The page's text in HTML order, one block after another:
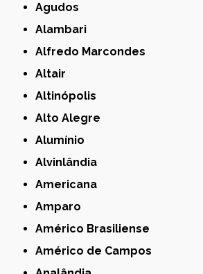
Agudos
Alambari
Alfredo Marcondes
Altair
Altinópolis
Alto Alegre
Alumínio
Alvinlândia
Americana
Amparo
Américo Brasiliense
Américo de Campos